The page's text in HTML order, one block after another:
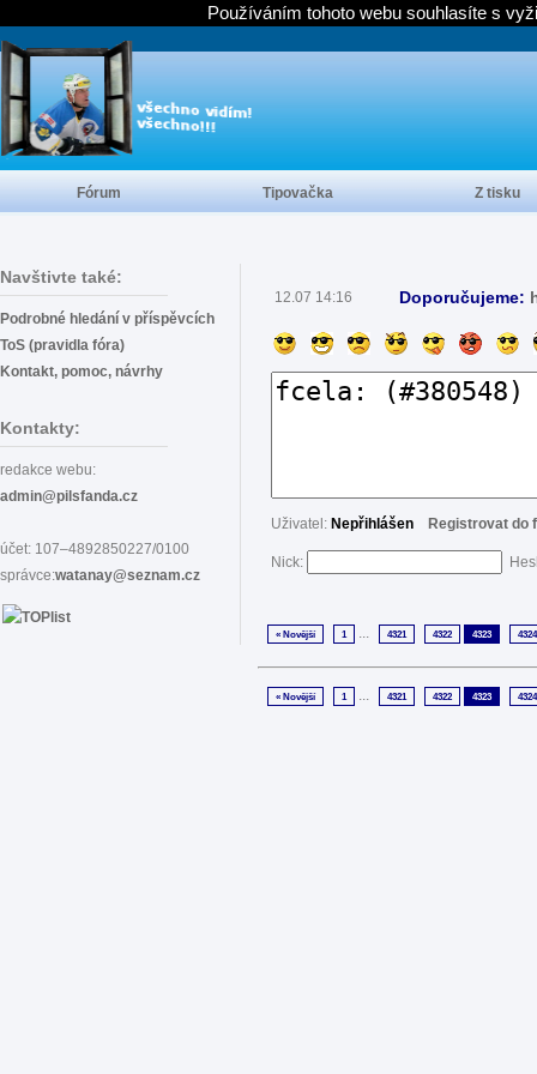
Navštivte také:
Podrobné hledání v příspěvcích
ToS (pravidla fóra)
Kontakt, pomoc, návrhy
Kontakty:
redakce webu:
admin@pilsfanda.cz
účet: 107–4892850227/0100
správce:watanay@seznam.cz
12.07 14:16 Doporučujeme:
Uživatel: Nepřihlášen Registrovat do
Nick:
« Novější 1 ... 4321 4322 4323 4324
« Novější 1 ... 4321 4322 4323 4324
Fórum Tipovačka Z tisku
Používáním tohoto webu souhlasíte s